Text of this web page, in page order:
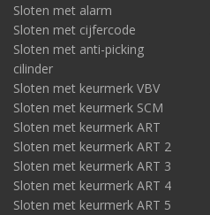
Sloten met alarm
Sloten met cijfercode
Sloten met anti-picking
cilinder
Sloten met keurmerk VBV
Sloten met keurmerk SCM
Sloten met keurmerk ART
Sloten met keurmerk ART 2
Sloten met keurmerk ART 3
Sloten met keurmerk ART 4
Sloten met keurmerk ART 5